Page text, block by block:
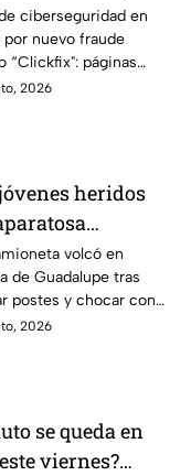
copiar códigos
en la PC?
podrías ser
del peligroso
ciberseguridad en
por nuevo fraude
“Clickfix": páginas
engañan para
2026
heridos
en Tepeyac
y operativo
mientras
volcó en
de Guadalupe tras
postes y chocar con
dejando a tres
2026
se queda en
viernes?